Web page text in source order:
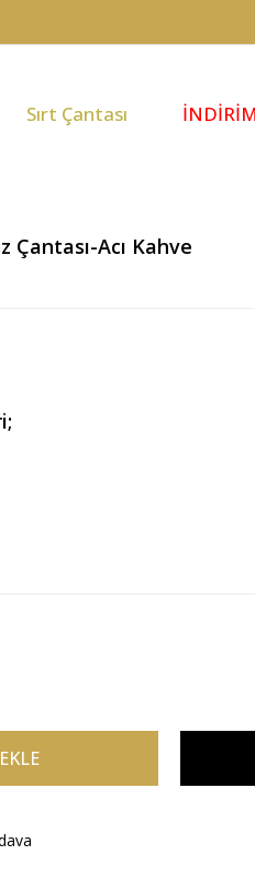
Sırt Çantası İNDİRİM
Çantası-Acı Kahve